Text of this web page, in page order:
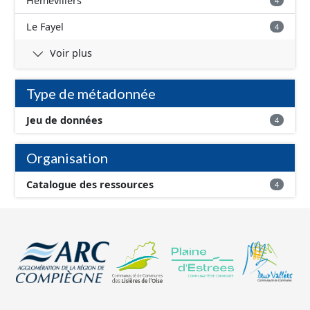
Le Fayel 4
Voir plus
Type de métadonnée
Jeu de données 4
Organisation
Catalogue des ressources 4